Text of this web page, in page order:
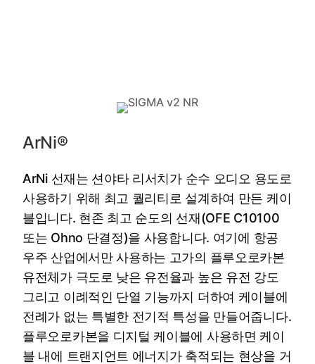
‌‌ArNi®
ArNi 선재는 션야타 리서치가 순수 오디오 용도로
사용하기 위해 최고 퀄리티로 설계하여 만든 케이
블입니다. 현존 최고 순도의 선재(OFE C10100
또는 Ohno 단결정)을 사용합니다. 여기에 항공
우주 산업에서만 사용하는 고가의 플루오로카본
유전체가 극도로 낮은 유전율과 높은 유전 강도
그리고 이례적인 단열 기능까지 더하여 케이블에
전례가 없는 특별한 전기적 특성을 만들어줍니다.
플루오로카본을 디지털 케이블에 사용하면 케이
블 내에 트랜지언트 에너지가 축적되는 현상을 거